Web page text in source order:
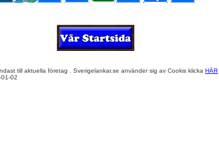
till aktuella företag . Sverigelankar.se använder sig av Cookis klicka HÄR
02